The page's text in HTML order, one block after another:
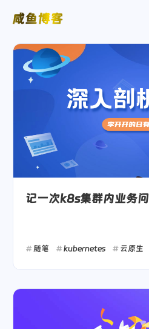
咸鱼博客
记一次k8s集群内业务
随笔 kubernetes 云原生